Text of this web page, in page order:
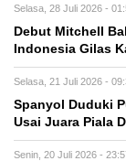
Selasa, 28 Juli 2026 -
Debut Mitchell
Indonesia Gilas
Selasa, 21 Juli 2026 -
Spanyol Duduki
Usai Juara Piala
Senin, 20 Juli 2026 -